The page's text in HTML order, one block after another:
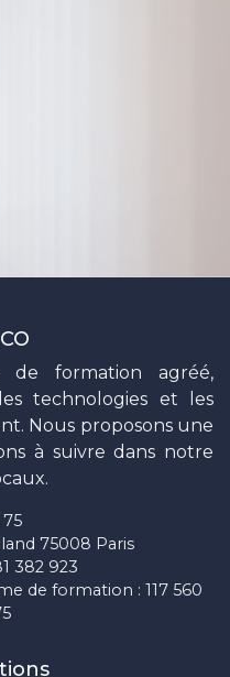
formation agréé,
technologies et les
Nous proposons une
à suivre dans notre
75008 Paris
382 923
de formation : 117 560